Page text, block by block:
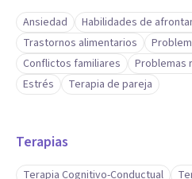
Ansiedad Habilidades de
Trastornos alimentarios
Conflictos familiares
Problemas
Estrés
Terapia de pareja
Terapias
Terapia Cognitivo-Conductual